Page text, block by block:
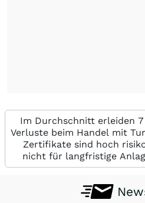
Im Durchschnitt erleiden
Verluste beim Handel mit
Zertifikate sind hoch
nicht für langfristige